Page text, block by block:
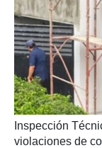
Inspección
violaciones de